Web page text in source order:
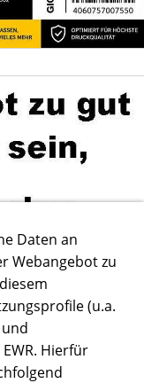
Daten an
Webangebot zu
(u.a.
Hierfür